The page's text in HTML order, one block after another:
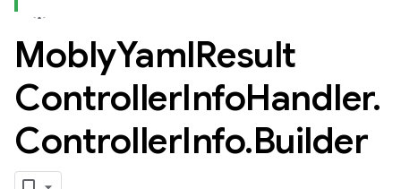
MoblyYamlResult
ControllerInfoHandler.
ControllerInfo.Builder